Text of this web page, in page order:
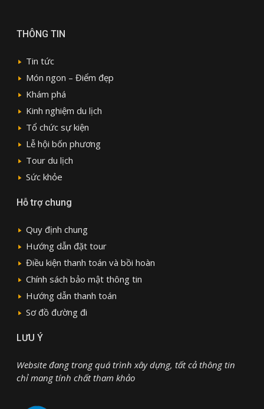
THÔNG TIN
Tin tức
Món ngon – Điểm đẹp
Khám phá
Kinh nghiệm du lịch
Tổ chức sự kiện
Lễ hội bốn phương
Tour du lịch
Sức khỏe
Hỗ trợ chung
Quy định chung
Hướng dẫn đặt tour
Điều kiện thanh toán và bồi hoàn
Chính sách bảo mật thông tin
Hướng dẫn thanh toán
Sơ đồ đường đi
LƯU Ý
Website đang trong quá trình xây dựng, tất cả thông tin
chỉ mang tính chất tham khảo